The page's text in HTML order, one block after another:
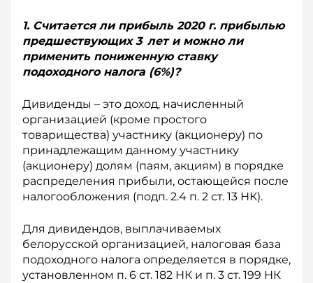
1. Считается ли прибыль 2020 г. прибылью
предшествующих 3 лет и можно ли
применить пониженную ставку
подоходного налога (6%)?
Дивиденды – это доход, начисленный
организацией (кроме простого
товарищества) участнику (акционеру) по
принадлежащим данному участнику
(акционеру) долям (паям, акциям) в порядке
распределения прибыли, остающейся после
налогообложения (подп. 2.4 п. 2 ст. 13 НК).
Для дивидендов, выплачиваемых
белорусской организацией, налоговая база
подоходного налога определяется в порядке,
установленном п. 6 ст. 182 НК и п. 3 ст. 199 НК